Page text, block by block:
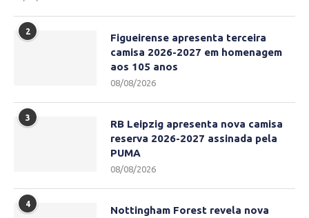
2
Figueirense apresenta terceira
camisa 2026-2027 em homenagem
aos 105 anos
08/08/2026
3
RB Leipzig apresenta nova camisa
reserva 2026-2027 assinada pela
PUMA
08/08/2026
4
Nottingham Forest revela nova